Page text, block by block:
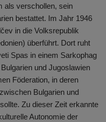
als verschollen, sein
bestattet. Im Jahr 1946
in die Volksrepublik
überführt. Dort ruht
Spas in einem Sarkophag
und Jugoslawien
Föderation, in deren
Bulgarien und
Zu dieser Zeit erkannte
Autonomie der